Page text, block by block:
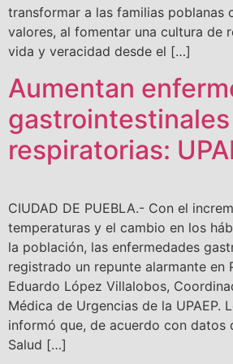
transformar a las familias poblanas
valores, al fomentar una cultura de
vida y veracidad desde el […]
Aumentan
respiratorias:
CIUDAD DE PUEBLA.- Con el
temperaturas y el cambio en los
la población, las enfermedades
registrado un repunte alarmante en
Eduardo López Villalobos,
Médica de Urgencias de la UPAEP.
informó que, de acuerdo con datos
Salud […]